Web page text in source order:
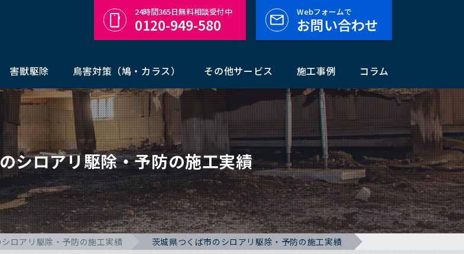
害獣駆除 鳥害対策（鳩・カラス） その他サービス 施工事例 コラム
24時間365日無料相談受付中
0120-949-580
Webフォームで
お問い合わせ
シロアリ駆除・予防の施工実績
ロアリ駆除・予防の施工実績 茨城県つくば市のシロアリ駆除・予防の施工実績